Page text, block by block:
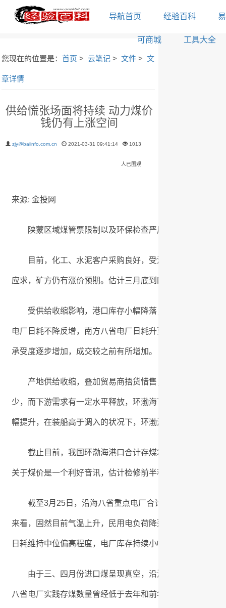
导航首页 经验百科 易
可商城 工具大全
您现在的位置是：首页 >云笔记 >文件 >文
章详情
供给慌张场面将持续 动力煤价
钱仍有上涨空间
zjy@baiinfo.com.cn 2021-03-31 09:41:14 1013
人已围观
来源: 金投网
陕蒙区域煤管票限制以及环保检查严厉，局部矿余票缺
目前，化工、水泥客户采购良好，受港口煤价上涨带动
应求，矿方仍有涨价预期。估计三月底到四月上旬，供给慌
受供给收缩影响，港口库存小幅降落；优质煤种的紧缺
电厂日耗不降反增，南方八省电厂日耗升至188万吨，存煤
承受度逐步增加，成交较之前有所增加。
产地供给收缩，叠加贸易商捂货惜售，发运数量降落，
少，而下游需求有一定水平释放，环渤海下锚船有所增加
幅提升，在装船高于调入的状况下，环渤海港口库存小幅下
截止目前，我国环渤海港口合计存煤2382万吨，较一周
关于煤价是一个利好音讯，估计检修前半程煤价仍有上涨支
截至3月25日，沿海八省重点电厂合计存煤2345万吨，
来看，固然目前气温上升，民用电负荷降落；但工业用电
日耗维持中位偏高程度，电厂库存持续小幅回落走势。
由于三、四月份进口煤呈现真空，沿海电厂主要依托国
八省电厂实践存煤数量曾经低于去年和前年同期的存煤程